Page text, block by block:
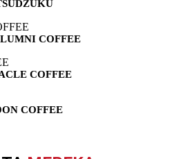
COFFEE
COFFEE
COFFEE